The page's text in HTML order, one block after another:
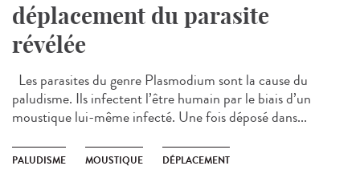
déplacement du parasite
révélée
Les parasites du genre Plasmodium sont la cause du
paludisme. Ils infectent l’être humain par le biais d’un
moustique lui-même infecté. Une fois déposé dans...
PALUDISME MOUSTIQUE DÉPLACEMENT